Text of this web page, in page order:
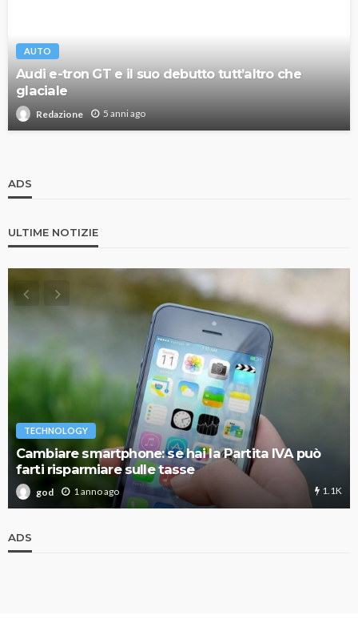
AUTO
Audi e-tron GT e il suo debutto tutt’altro che
glaciale
Redazione 5 anni ago
ADS
ULTIME NOTIZIE
TECHNOLOGY
Cambiare smartphone: se hai la Partita IVA può
farti risparmiare sulle tasse
god 1 anno ago 1.1K
ADS